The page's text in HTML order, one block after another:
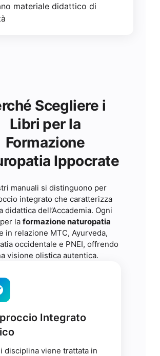
materiale didattico di
Scegliere i
Libri per la
Formazione
Ippocrate
manuali si distinguono per
integrato che caratterizza
didattica dell’Accademia. Ogni
la formazione naturopatia
in relazione MTC, Ayurveda,
occidentale e PNEI, offrendo
visione olistica autentica.
Integrato
disciplina viene trattata in